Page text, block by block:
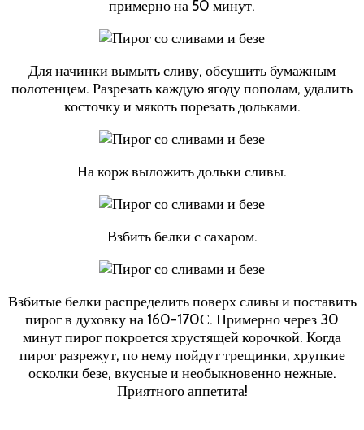
примерно на 50 минут.
Для начинки вымыть сливу, обсушить бумажным
полотенцем. Разрезать каждую ягоду пополам, удалить
косточку и мякоть порезать дольками.
На корж выложить дольки сливы.
Взбить белки с сахаром.
Взбитые белки распределить поверх сливы и поставить
пирог в духовку на 160-170С. Примерно через 30
минут пирог покроется хрустящей корочкой. Когда
пирог разрежут, по нему пойдут трещинки, хрупкие
осколки безе, вкусные и необыкновенно нежные.
Приятного аппетита!